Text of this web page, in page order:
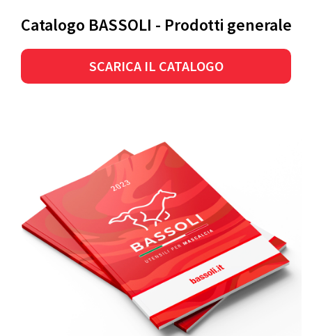
Catalogo BASSOLI - Prodotti generale
SCARICA IL CATALOGO